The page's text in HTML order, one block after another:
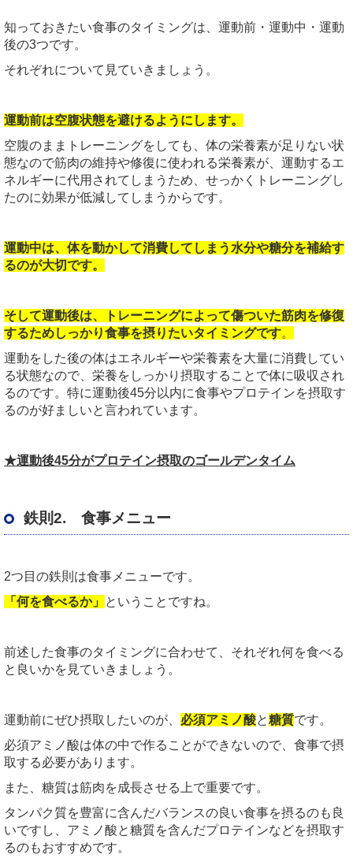
知っておきたい食事のタイミングは、運動前・運動中・運動
後の3つです。
それぞれについて見ていきましょう。
運動前は空腹状態を避けるようにします。
空腹のままトレーニングをしても、体の栄養素が足りない状
態なので筋肉の維持や修復に使われる栄養素が、運動するエ
ネルギーに代用されてしまうため、せっかくトレーニングし
たのに効果が低減してしまうからです。
運動中は、体を動かして消費してしまう水分や糖分を補給す
るのが大切です。
そして運動後は、トレーニングによって傷ついた筋肉を修復
するためしっかり食事を摂りたいタイミングです。
運動をした後の体はエネルギーや栄養素を大量に消費してい
る状態なので、栄養をしっかり摂取することで体に吸収され
るのです。特に運動後45分以内に食事やプロテインを摂取す
るのが好ましいと言われています。
★運動後45分がプロテイン摂取のゴールデンタイム
鉄則2. 食事メニュー
2つ目の鉄則は食事メニューです。
「何を食べるか」
ということですね。
前述した食事のタイミングに合わせて、それぞれ何を食べる
と良いかを見ていきましょう。
運動前にぜひ摂取したいのが、 必須アミノ酸と糖質です。
必須アミノ酸は体の中で作ることができないので、食事で摂
取する必要があります。
また、糖質は筋肉を成長させる上で重要です。
タンパク質を豊富に含んだバランスの良い食事を摂るのも良
いですし、アミノ酸と糖質を含んだプロテインなどを摂取す
るのもおすすめです。